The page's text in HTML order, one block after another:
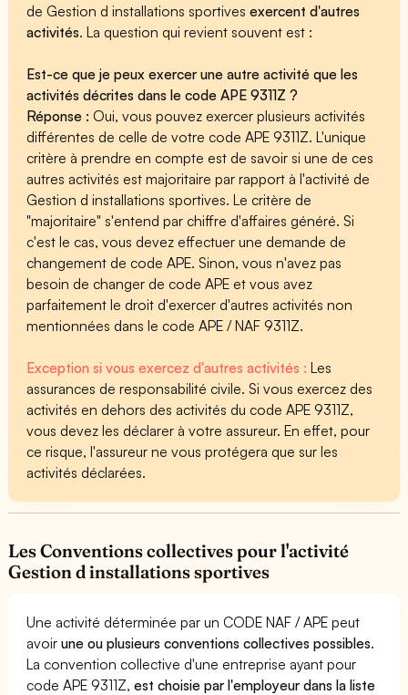
de Gestion d installations sportivesexercent d'autres
activités. La question qui revient souvent est :
Est-ce que je peux exercer une autre activité que les
activités décrites dans le code APE 9311Z ?
Réponse :Oui, vous pouvez exercer plusieurs activités
différentes de celle de votre code APE 9311Z. L'unique
critère à prendre en compte est de savoir si une de ces
autres activités est majoritaire par rapport à l'activité de
Gestion d installations sportives. Le critère de
"majoritaire" s'entend par chiffre d'affaires généré. Si
c'est le cas, vous devez effectuer une demande de
changement de code APE. Sinon, vous n'avez pas
besoin de changer de code APE et vous avez
parfaitement le droit d'exercer d'autres activités non
mentionnées dans le code APE / NAF 9311Z.
Exception si vous exercez d'autres activités :Les
assurances de responsabilité civile. Si vous exercez des
activités en dehors des activités du code APE 9311Z,
vous devez les déclarer à votre assureur. En effet, pour
ce risque, l'assureur ne vous protégera que sur les
activités déclarées.
Les Conventions collectives pour l'activité
Gestion d installations sportives
Une activité déterminée par un CODE NAF / APE peut
avoirune ou plusieurs conventions collectives possibles.
La convention collective d'une entreprise ayant pour
code APE 9311Z,est choisie par l'employeur dans la liste